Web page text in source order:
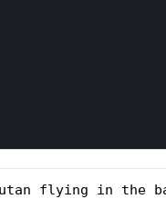
flying in the